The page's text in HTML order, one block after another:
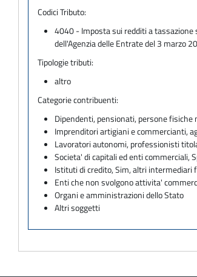
Codici Tributo:
4040 - Imposta sui redditi a
dell'Agenzia delle Entrate del 3 marzo
Tipologie tributi:
altro
Categorie contribuenti:
Dipendenti, pensionati, persone
Imprenditori artigiani e commercianti,
Lavoratori autonomi, professionisti
Societa' di capitali ed enti commerciali,
Istituti di credito, Sim, altri intermediari
Enti che non svolgono attivita'
Organi e amministrazioni dello Stato
Altri soggetti